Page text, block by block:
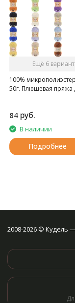
Ещё 6
100%
50г. Плюшевая пряжа
84 руб.
В наличии
Подробнее
2008-2026 © Кудель